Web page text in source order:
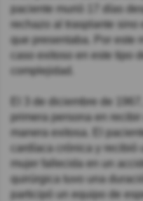
paciente murió 17 días
rechazo al trasplante
que presentaba. Por este
caso exitoso en este tipo
complejidad.
El 3 de diciembre de
primera persona en
manera exitosa. El
cardíaca crónica y
mujer fallecida en un
quirúrgica tuvo una
participó un equipo de